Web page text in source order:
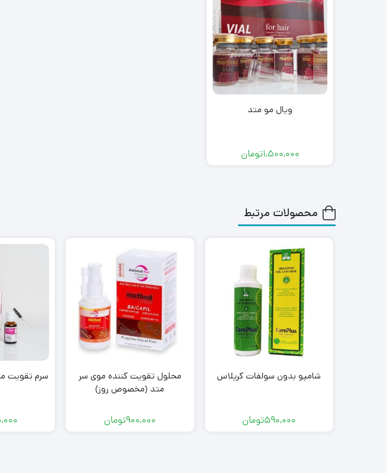
ویال مو متد
1,500,000تومان
محصولات مرتبط
شامپو بدون سولفات کرپلاس
590,000تومان
محلول تقویت کننده موی سر
متد (مخصوص روز)
900,000تومان